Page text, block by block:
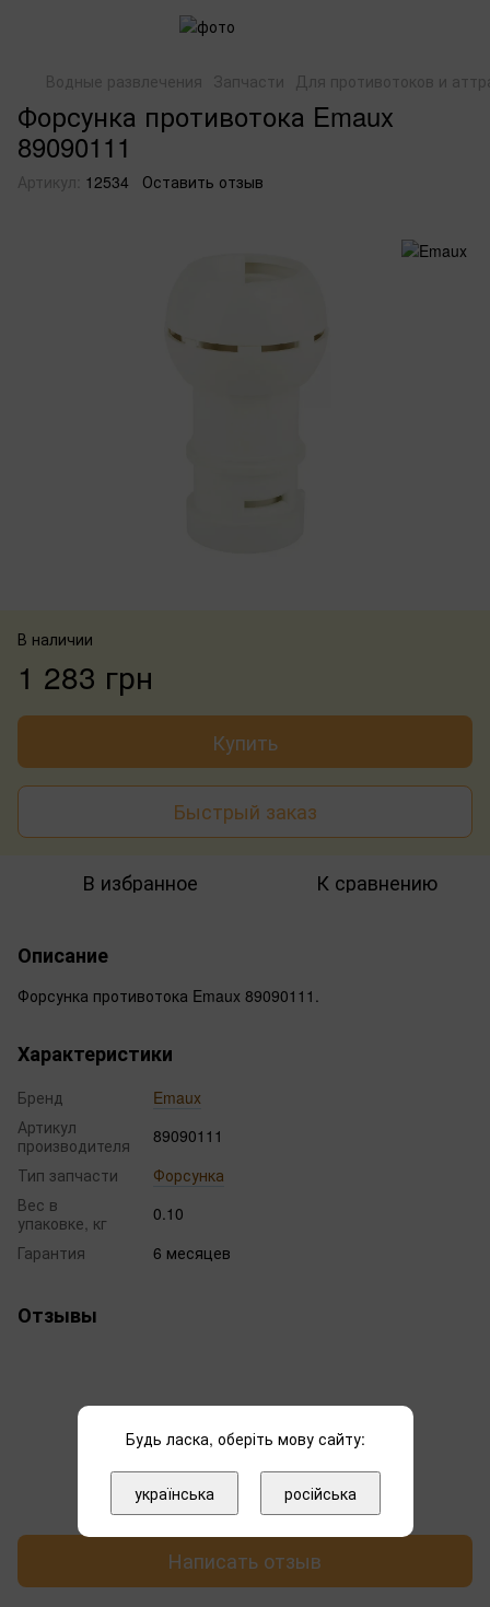
Водные развлечения Запчасти Для противотоков и
Форсунка противотока Emaux
89090111
Артикул: 12534 Оставить отзыв
В наличии
1 283 грн
Купить
Быстрый заказ
В избранное К сравнению
Описание
Форсунка противотока Emaux 89090111.
Характеристики
Бренд
Emaux
Артикул
производителя
89090111
Тип запчасти
Форсунка
Вес в
упаковке, кг
0.10
Гарантия
6 месяцев
Отзывы
Добавьте первый отзыв
Написать отзыв
Будь ласка, оберіть мову сайту:
українська російська